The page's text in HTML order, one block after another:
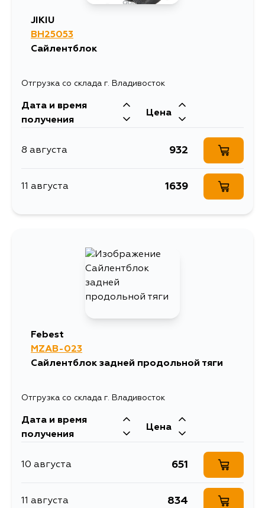
JIKIU
BH25053
Сайлентблок
Отгрузка со склада г. Владивосток
Дата и время
получения
Цена
8 августа 932
11 августа 1639
Febest
MZAB-023
Сайлентблок задней продольной тяги
Отгрузка со склада г. Владивосток
Дата и время
получения
Цена
10 августа 651
11 августа 834